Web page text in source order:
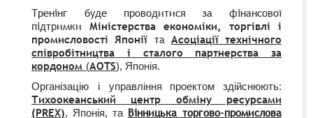
Тренінг буде проводитися за фінансової
підтримки Міністерства економіки, торгівлі і
промисловості Японії та Асоціації технічного
співробітництва і сталого партнерства за
кордоном (AOTS), Японія.
Організацію
і управління проектом здійснюють:
Тихоокеанський центр обміну ресурсами
(PREX), Японія, та Вінницька торгово-промислова